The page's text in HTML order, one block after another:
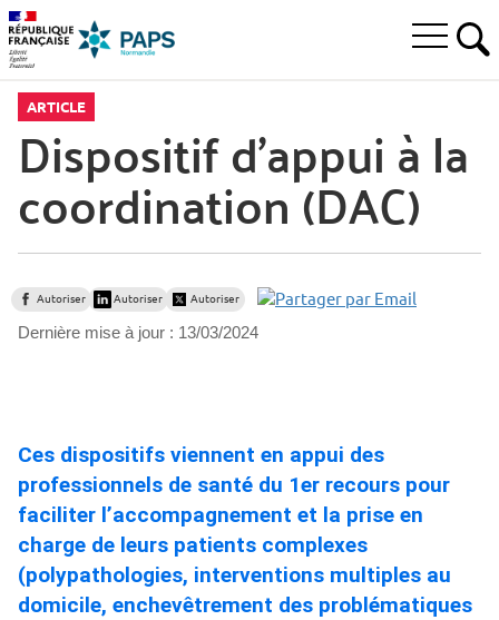
Aller
la
Aller
au
menu
Aller
au
contenu
Ouvrir
ARTICLE
Dispositif d’appui à la
coordination (DAC)
Autoriser Autoriser Autoriser
Dernière mise à jour : 13/03/2024
Ces dispositifs viennent en appui des
professionnels de santé du 1er recours pour
faciliter l’accompagnement et la prise en
charge de leurs patients complexes
(polypathologies, interventions multiples au
domicile, enchevêtrement des problématiques